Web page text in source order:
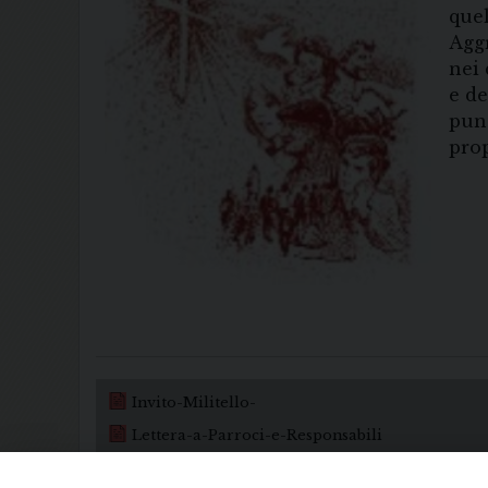
nei
e
Invito-Militello-
Lettera-a-Parroci-e-Responsabili